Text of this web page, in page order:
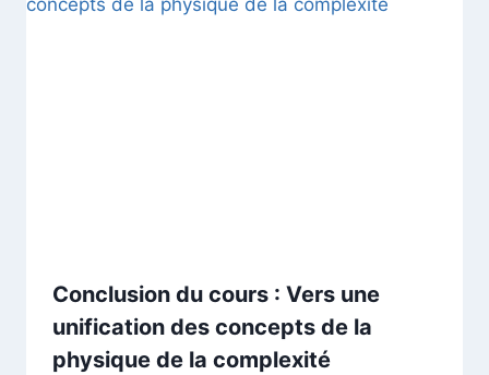
Conclusion du cours : Vers une
unification des concepts de la
physique de la complexité